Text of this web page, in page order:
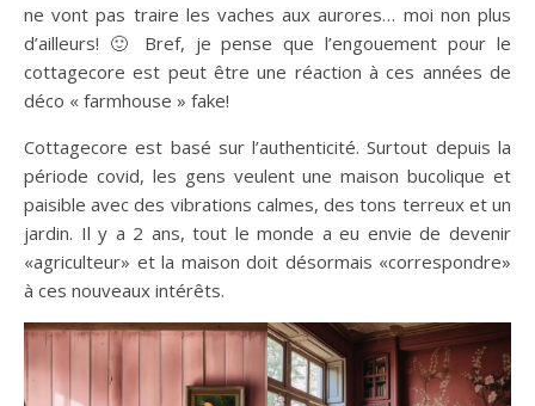
ne vont pas traire les vaches aux aurores… moi non plus
d’ailleurs! 🙂 Bref, je pense que l’engouement pour le
cottagecore est peut être une réaction à ces années de
déco « farmhouse » fake!
Cottagecore est basé sur l’authenticité. Surtout depuis la
période covid, les gens veulent une maison bucolique et
paisible avec des vibrations calmes, des tons terreux et un
jardin. Il y a 2 ans, tout le monde a eu envie de devenir
«agriculteur» et la maison doit désormais «correspondre»
à ces nouveaux intérêts.